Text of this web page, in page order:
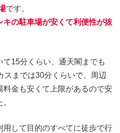
です。
キの駐車場が安くて利便性が抜
15分くらい、通天閣までも
スまでは30分くらいで、周辺
金も安くて上限があるので安
して目的のすべてに徒歩で行